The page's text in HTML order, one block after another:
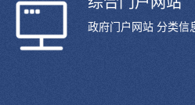
政府门户网站 分类信